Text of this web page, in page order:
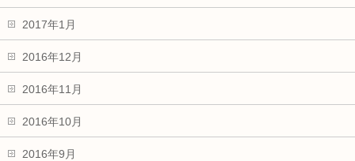
2017年1月
2016年12月
2016年11月
2016年10月
2016年9月